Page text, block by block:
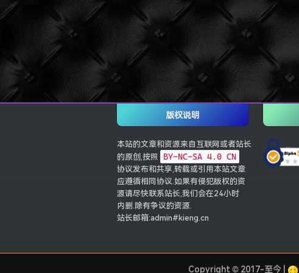
版权说明
本站的文章和资源来自互联网或者站长
的原创,按照
BY-NC-SA 4.0 CN
协议发布和共享,转载或引用本站文章
应遵循相同协议.如果有侵犯版权的资
源请尽快联系站长,我们会在24小时
内删.除有争议的资源.
站长邮箱:admin#kieng.cn
Copyright © 2017-至今 |